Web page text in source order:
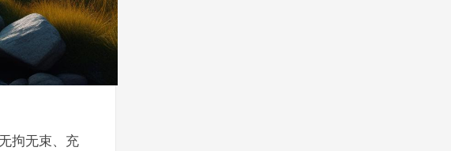
拘无束、充